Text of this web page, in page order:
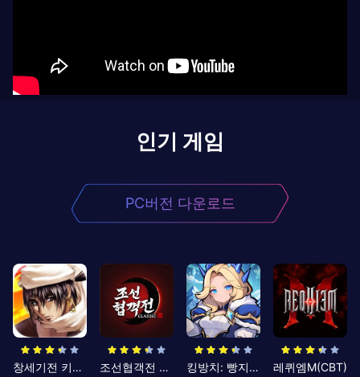
인기 게임
PC버전 다운로드
창세기전 키우기 조선협객전 클래식 킹방치: 빵지의 제왕 레퀴엠M(CBT)